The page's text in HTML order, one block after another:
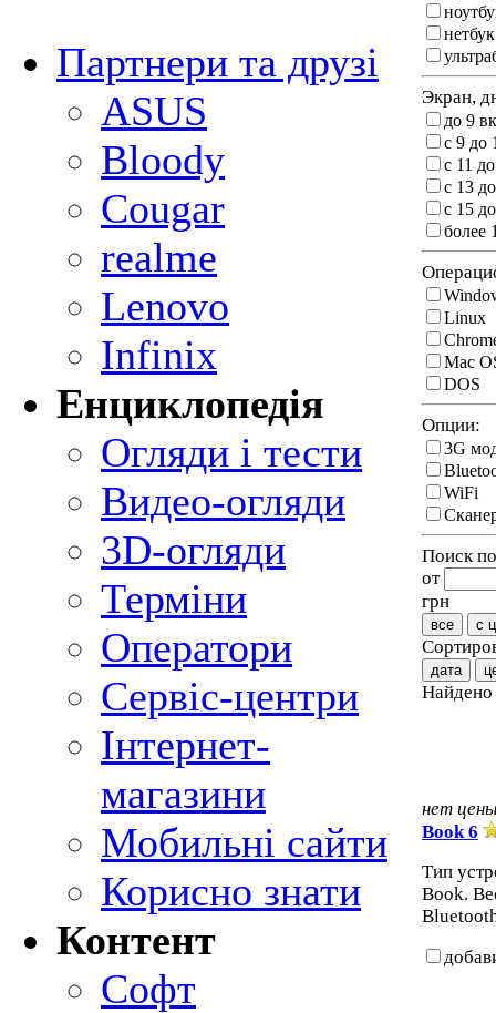
Партнери та друзі
ASUS
Bloody
Cougar
realme
Lenovo
Infinix
Енциклопедія
Огляди і тести
Видео-огляди
3D-огляди
Терміни
Оператори
Сервіс-центри
Інтернет-
магазини
Мобильні сайти
Корисно знати
Контент
Софт
нетбук
Экран,
до 9
c 9 до
c 11
c 13
c 15
более
Linux
Mac
DOS
Опции:
3G
WiFi
Поиск
от
грн
все с
дата
Найдено
нет
Book 6
Тип
Book.